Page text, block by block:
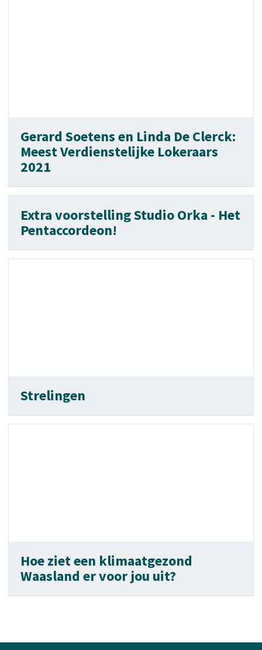
Gerard Soetens en Linda De Clerck:
Meest Verdienstelijke Lokeraars
2021
Extra voorstelling Studio Orka - Het
Pentaccordeon!
Strelingen
Hoe ziet een klimaatgezond
Waasland er voor jou uit?